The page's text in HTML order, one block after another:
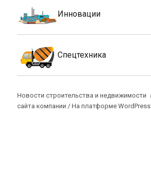
Инновации
Спецтехника
Новости строительства и недвижимости
сайта компании /На платформе WordPress